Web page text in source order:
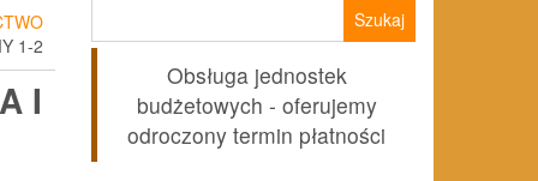
1-2
I
Obsługa jednostek
budżetowych - oferujemy
odroczony termin płatności